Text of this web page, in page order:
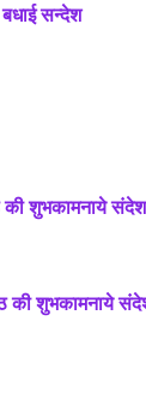
सन्देश
की शुभकामनाये संदेश
की शुभकामनाये